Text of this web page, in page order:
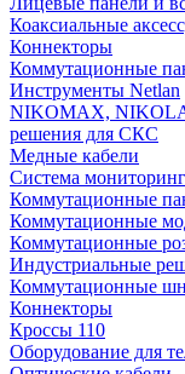
Коаксиальные
Коннекторы
Коммутационные
Инструменты Netlan
NIKOMAX,
решения для СКС
Медные кабели
Система
Коммутационные
Коммутационные
Коммутационные
Индустриальные
Коммутационные
Коннекторы
Кроссы 110
Оборудование для